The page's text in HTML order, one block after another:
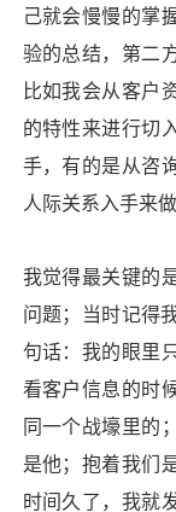
己就会慢慢的掌
验的总结，第二
比如我会从客户
的特性来进行切
手，有的是从咨
人际关系入手来
我觉得最关键的
问题；当时记得
句话：我的眼里
看客户信息的时
同一个战壕里的
是他；抱着我们
时间久了，我就